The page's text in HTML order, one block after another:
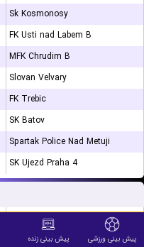
Sk Kosmonosy
FK Usti nad Labem B
MFK Chrudim B
Slovan Velvary
FK Trebic
SK Batov
Spartak Police Nad Metuji
SK Ujezd Praha 4
Aritma Praha
Pribram B پیش بینی ورزشی پیش بینی زنده